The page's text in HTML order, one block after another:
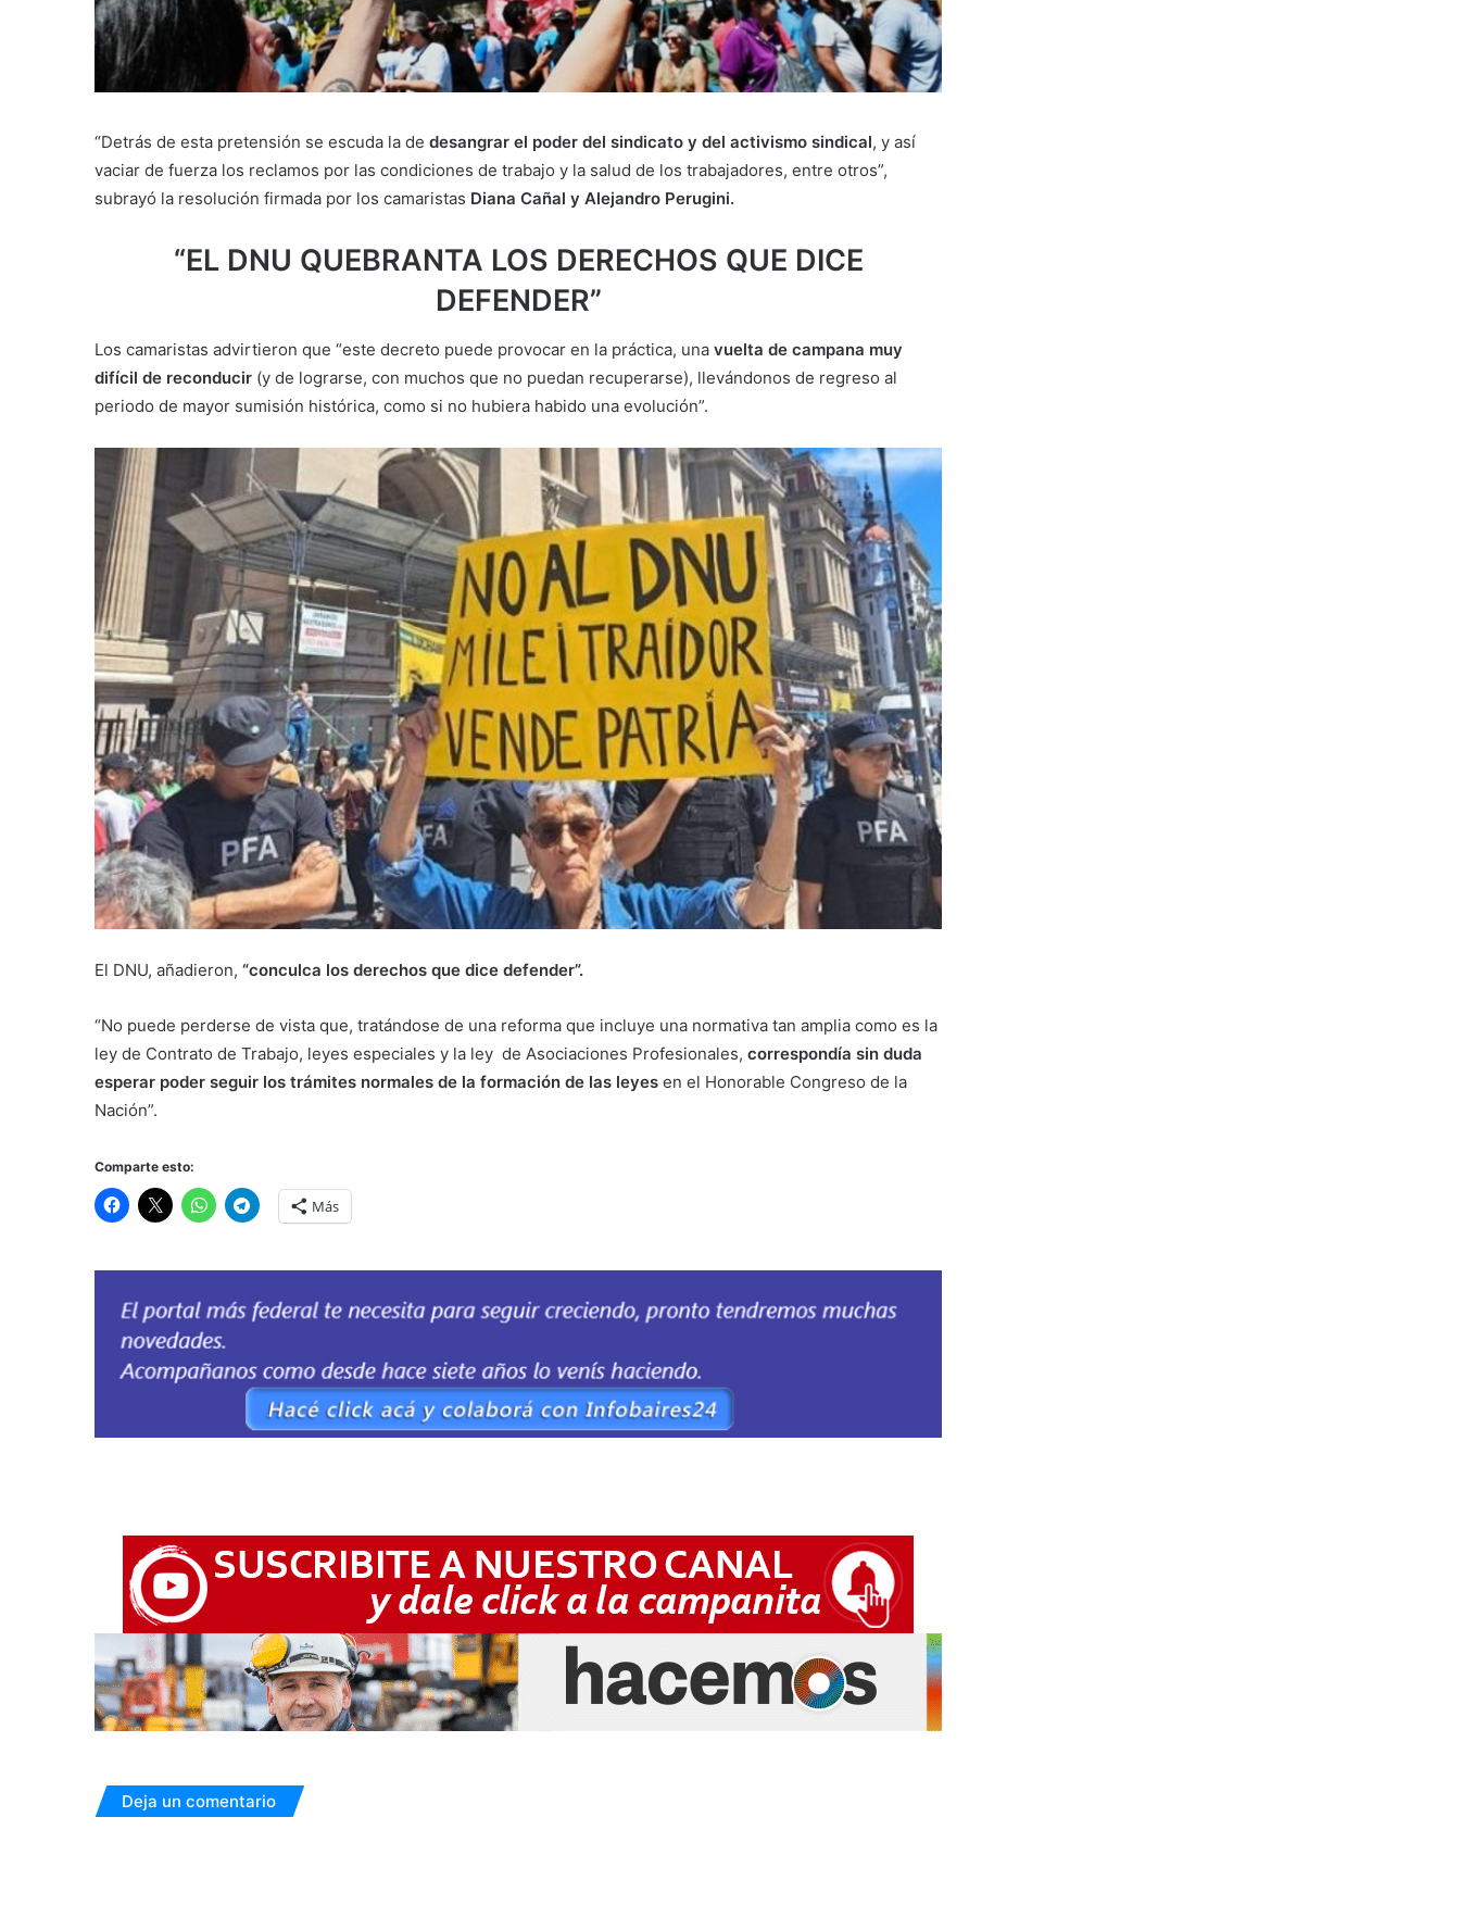
“Detrás de esta pretensión se escuda la de desangrar el poder del sindicato y del activismo sindical, y así
vaciar de fuerza los reclamos por las condiciones de trabajo y la salud de los trabajadores, entre otros”,
subrayó la resolución firmada por los camaristas Diana Cañal y Alejandro Perugini.
“EL DNU QUEBRANTA LOS DERECHOS QUE DICE
DEFENDER”
Los camaristas advirtieron que “este decreto puede provocar en la práctica, una vuelta de campana muy
difícil de reconducir (y de lograrse, con muchos que no puedan recuperarse), llevándonos de regreso al
periodo de mayor sumisión histórica, como si no hubiera habido una evolución”.
El DNU, añadieron, “conculca los derechos que dice defender”.
“No puede perderse de vista que, tratándose de una reforma que incluye una normativa tan amplia como es la
ley de Contrato de Trabajo, leyes especiales y la ley de Asociaciones Profesionales, correspondía sin duda
esperar poder seguir los trámites normales de la formación de las leyes en el Honorable Congreso de la
Nación”.
Comparte esto:
Más
Deja un comentario